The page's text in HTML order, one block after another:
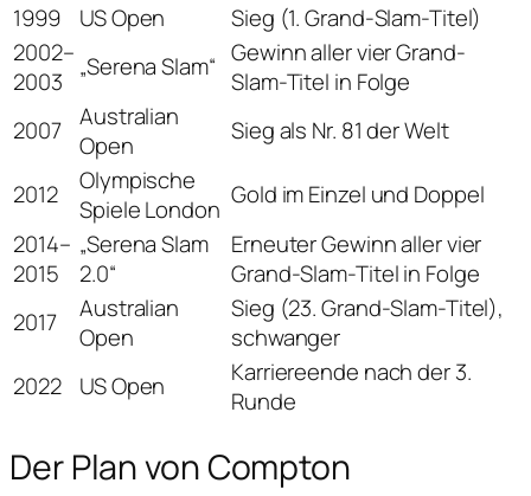
1999
US Open
Sieg (1. Grand-Slam-Titel)
2002–
2003
„Serena Slam“ Gewinn aller vier Grand-
Slam-Titel in Folge
2007 Australian
Open
Sieg als Nr. 81 der Welt
2012
Olympische
Spiele London Gold im Einzel und Doppel
2014–
2015
„Serena Slam
2.0“
Erneuter Gewinn aller vier
Grand-Slam-Titel in Folge
2017
Australian
Open
Sieg (23. Grand-Slam-Titel),
schwanger
2022
US Open
Karriereende nach der 3.
Runde
Der Plan von Compton